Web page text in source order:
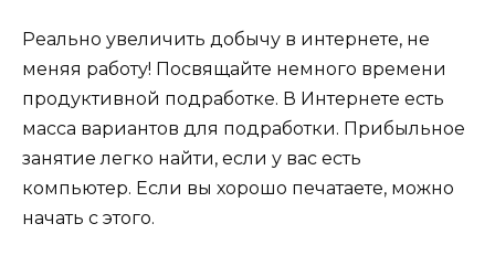
Реально увеличить добычу в интернете, не
меняя работу! Посвящайте немного времени
продуктивной подработке. В Интернете есть
масса вариантов для подработки. Прибыльное
занятие легко найти, если у вас есть
компьютер. Если вы хорошо печатаете, можно
начать с этого.